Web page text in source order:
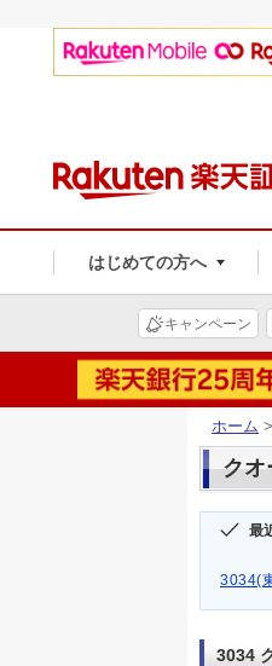
はじめての方へ
キャンペーン
ホーム >
クオ
最
3034(
3034